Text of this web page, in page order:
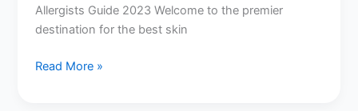
Allergists Guide 2023 Welcome to the premier
destination for the best skin
Read More »